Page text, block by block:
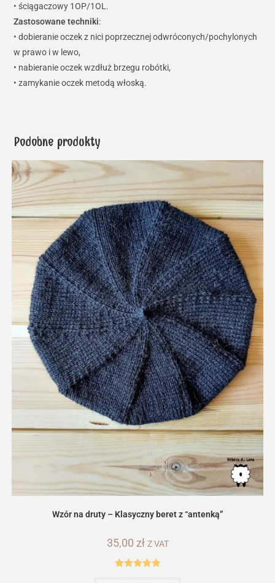
• ściągaczowy 1OP/1OL.
Zastosowane techniki:
• dobieranie oczek z nici poprzecznej odwróconych/pochylonych
w prawo i w lewo,
• nabieranie oczek wzdłuż brzegu robótki,
• zamykanie oczek metodą włoską.
Podobne produkty
Wzór na druty – Klasyczny beret z “antenką”
35,00 zł Z VAT